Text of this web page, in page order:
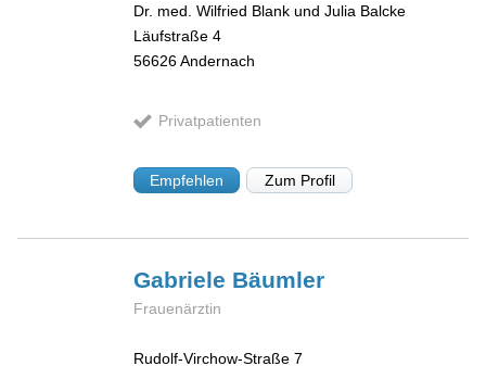
Dr. med. Wilfried Blank und Julia Balcke
Läufstraße 4
56626Andernach
Privatpatienten
Empfehlen Zum Profil
Gabriele Bäumler
Frauenärztin
Rudolf-Virchow-Straße 7